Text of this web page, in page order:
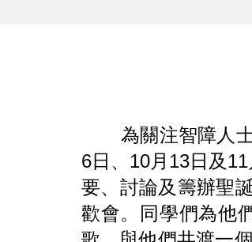
為關注智障人
6日、10月13日及
要、討論及籌辦聖
歡會。同學們為他